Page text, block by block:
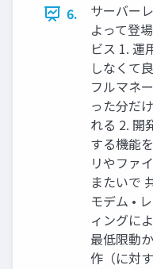
6.
サーバー
よって登
ビス 1. 運
しなくて
フルマネ
った分だ
れる 2. 開
する機能
リやファ
またいで
モデム •
ィングに
最低限動
作（に対